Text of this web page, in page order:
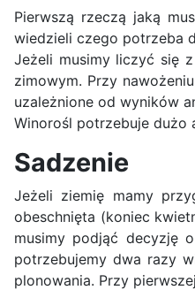
Pierwszą rzeczą jaką
wiedzieli czego potrzeba
Jeżeli musimy liczyć się
zimowym. Przy
uzależnione od wyników
Winorośl potrzebuje dużo
Sadzenie
Jeżeli ziemię mamy
obeschnięta (koniec
musimy podjąć decyzję
potrzebujemy dwa razy
plonowania. Przy